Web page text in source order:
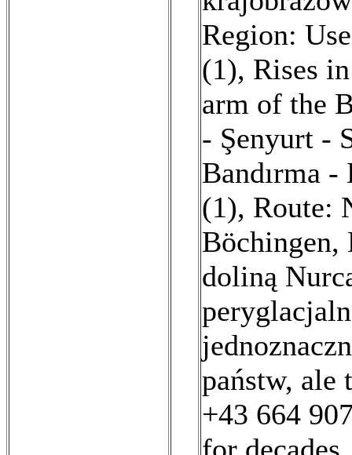
Region:
(1), Rises
arm of the
- Şenyurt -
Bandırma
(1), Route:
Böchingen,
doliną
państw, ale
+43 664